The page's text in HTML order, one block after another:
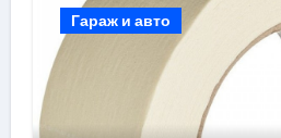
Гараж и авто